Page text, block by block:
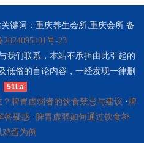
键词：重庆养生会所,重庆会所 备
2024095101号-23
我们联系，本站不承担由此引起的
低俗的言论内容，一经发现一律删
51La
？脾胃虚弱者的饮食禁忌与建议 · 脾
答疑惑· 脾胃虚弱如何通过饮食补
鸡蛋为例